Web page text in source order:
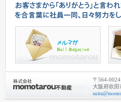
〒564-0024
大阪府吹田